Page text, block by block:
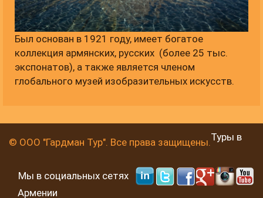
Был основан в 1921 году, имеет богатое
коллекция армянских, русских (более 25 тыс.
экспонатов), а также является членом
глобального музей изобразительных искусств.
© ООО "Гардман Тур". Все права защищены.
Мы в социальных сетях
Туры в
Армении